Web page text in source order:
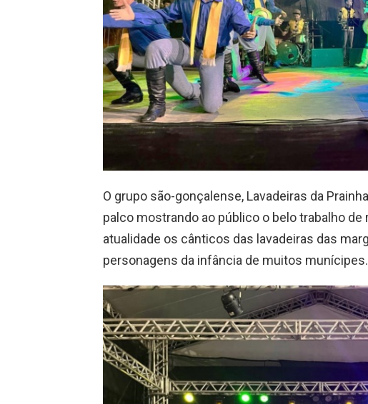
O grupo são-gonçalense, Lavadeiras da
palco mostrando ao público o belo trabalho
atualidade os cânticos das lavadeiras das
personagens da infância de muitos munícipes.